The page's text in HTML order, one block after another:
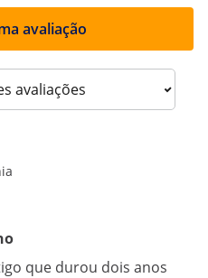
avaliação
que durou dois anos